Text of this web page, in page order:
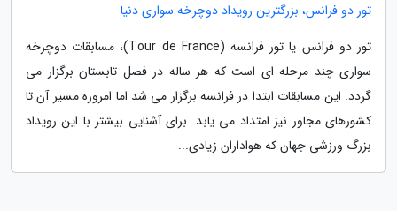
تور دو فرانس، بزرگترین رویداد دوچرخه سواری دنیا
تور دو فرانس یا تور فرانسه (Tour de France)، مسابقات دوچرخه
سواری چند مرحله ای است که هر ساله در فصل تابستان برگزار می
گردد. این مسابقات ابتدا در فرانسه برگزار می شد اما امروزه مسیر آن تا
کشورهای مجاور نیز امتداد می یابد. برای آشنایی بیشتر با این رویداد
بزرگ ورزشی جهان که هواداران زیادی...